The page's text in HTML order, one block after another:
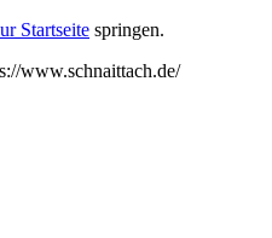
Startseite springen.
www.schnaittach.de/